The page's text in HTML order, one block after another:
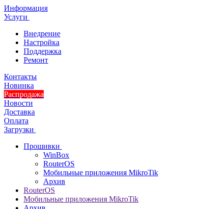
Информация
Услуги
Внедрение
Настройка
Поддержка
Ремонт
Контакты
Новинка
Распродажа
Новости
Доставка
Оплата
Загрузки
Прошивки
WinBox
RouterOS
Мобильные приложения MikroTik
Архив
RouterOS
Мобильные приложения MikroTik